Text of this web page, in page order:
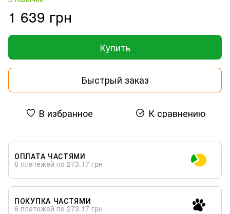
1 639 грн
Купить
Быстрый заказ
В избранное К сравнению
ОПЛАТА ЧАСТЯМИ
6 платежей по 273.17 грн
ПОКУПКА ЧАСТЯМИ
6 платежей по 273.17 грн